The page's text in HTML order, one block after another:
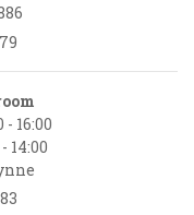
16:00
14:00